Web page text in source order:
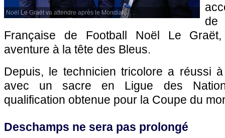
Noël Le Graët va attendre après le Mondial.
Française de Football Noël Le
aventure à la tête des Bleus.
Depuis, le technicien tricolore a réussi
avec un sacre en Ligue des
qualification obtenue pour la Coupe du
Deschamps ne sera pas prolongé